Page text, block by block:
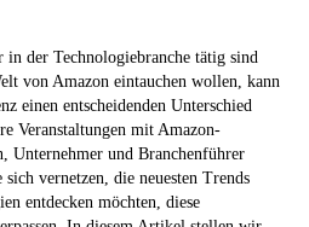
der Technologiebranche tätig sind
von Amazon eintauchen wollen, kann
einen entscheidenden Unterschied
Veranstaltungen mit Amazon-
Unternehmer und Branchenführer
vernetzen, die neuesten Trends
entdecken möchten, diese